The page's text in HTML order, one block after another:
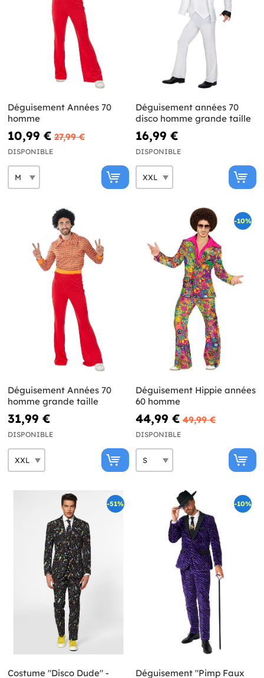
Déguisement Années 70
homme
10,99 € 27,99 €
DISPONIBLE
Déguisement années 70
disco homme grande taille
16,99 €
DISPONIBLE
Déguisement Années 70
homme grande taille
31,99 €
DISPONIBLE
-10%
Déguisement Hippie années
60 homme
44,99 € 49,99 €
DISPONIBLE
-51%
Costume "Disco Dude" -
-10%
Déguisement "Pimp Faux